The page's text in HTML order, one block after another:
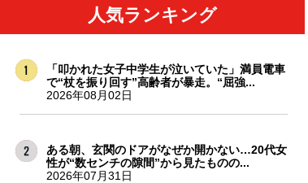
人気ランキング
「叩かれた女子中学生が泣いていた」満員電車
で“杖を振り回す”高齢者が暴走。“屈強...
2026年08月02日
ある朝、玄関のドアがなぜか開かない…20代女
性が“数センチの隙間”から見たものの...
2026年07月31日